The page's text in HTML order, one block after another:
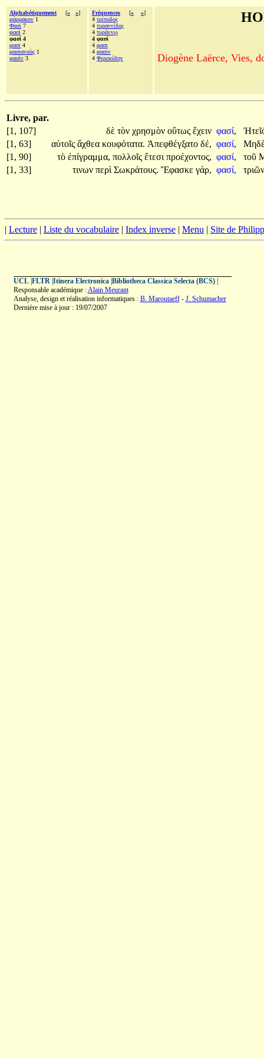
Alphabétiquement [« »]
φάρμακον 1
Φασὶ 7
φασὶ 2
φασί 4
φασι 4
φασιανοὺς 1
φασὶν 3
Fréquences [« »]
4 τρίποδος
4 τυραννίδος
4 τυράννῳ
4 φασί
4 φασι
4 φασιν
4 Φερεκύδην Diogène Laërce, Vies,
Livre, par.
[1, 107]
δὲ τὸν χρησμὸν οὕτως ἔχειν φασί,
[1, 63]
αὐτοῖς ἄχθεα κουφότατα. Ἀπεφθέγξατο δέ, φασί,
[1, 90]
τὸ ἐπίγραμμα, πολλοῖς ἔτεσι προέχοντος, φασί, τοῦ
[1, 33]
τινων περὶ Σωκράτους. Ἔφασκε γάρ, φασί,
| Lecture | Liste du vocabulaire | Index inverse | Menu | Site de
UCL| FLTR| Itinera Electronica| Bibliotheca Classica Selecta (BCS)|
Responsable académique :Alain Meurant
Analyse, design et réalisation informatiques : B. Maroutaeff- J. Schumacher
Dernière mise à jour : 19/07/2007